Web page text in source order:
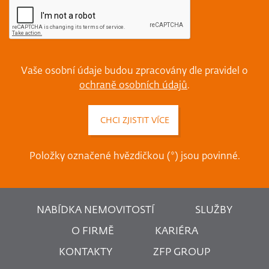
Vaše osobní údaje budou zpracovány dle pravidel o
ochraně osobních údajů.
Položky označené hvězdičkou (*) jsou povinné.
NABÍDKA NEMOVITOSTÍ SLUŽBY
O FIRMĚ KARIÉRA
KONTAKTY ZFP GROUP